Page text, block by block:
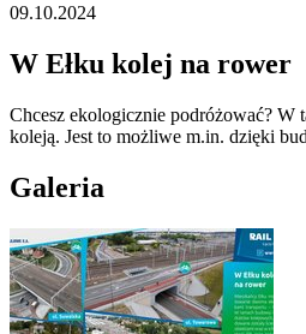
09.10.2024
W Ełku kolej na rower
Chcesz ekologicznie podróżować? W
koleją. Jest to możliwe m.in. dzięki
Galeria